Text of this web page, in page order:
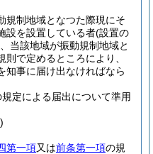
規制地域となつた際現にそ
設を設置している者(設置の
当該地域が振動規制地域と
で定めるところにより、
知事に届け出なければなら
規定による届出について準用
第一項又は前条第一項の規